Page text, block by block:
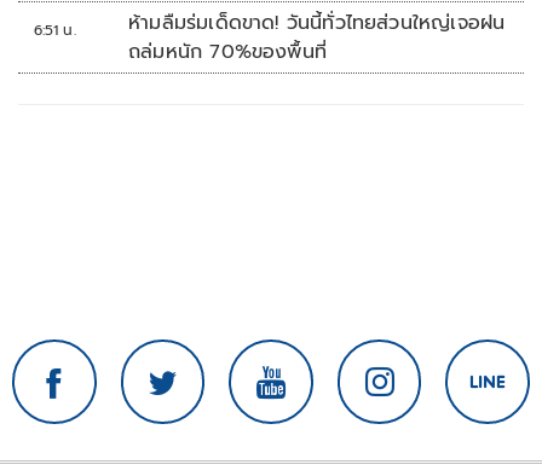
6:51 น.
ห้ามลืมร่มเด็ดขาด! วันนี้ทั่วไทยส่วนใหญ่เจอฝน
ถล่มหนัก 70%ของพื้นที่